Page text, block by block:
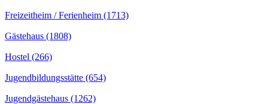
Freizeitheim / Ferienheim (1713)
Gästehaus (1808)
Hostel (266)
Jugendbildungsstätte (654)
Jugendgästehaus (1262)